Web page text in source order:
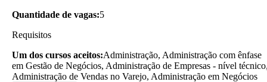
Quantidade de vagas:5
Requisitos
Um dos cursos aceitos:Administração, Administração com ênfase
em Gestão de Negócios, Administração de Empresas - nível
Administração de Vendas no Varejo, Administração em Negócios